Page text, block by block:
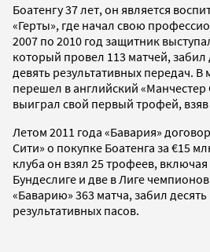
Боатенгу 37 лет, он является
«Герты», где начал свою
2007 по 2010 год защитник
который провел 113 матчей, забил
девять результативных передач. В
перешел в английский
выиграл свой первый трофей,
Летом 2011 года «Бавария»
Сити» о покупке Боатенга за €15
клуба он взял 25 трофеев,
Бундеслиге и две в Лиге
«Баварию» 363 матча, забил
результативных пасов.